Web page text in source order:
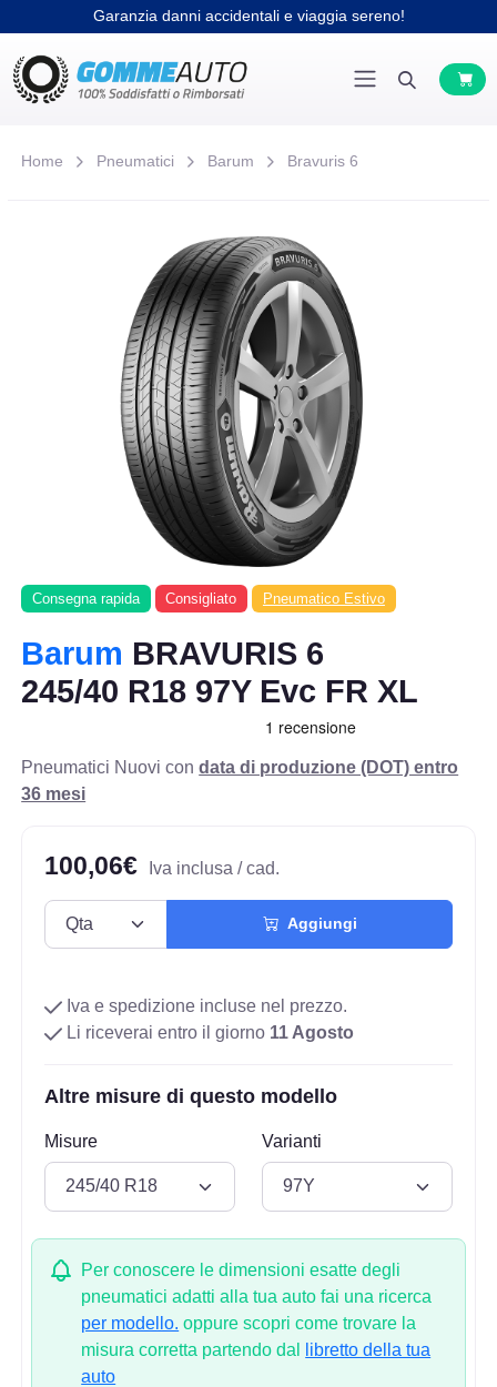
Garanzia danni accidentali e viaggia sereno!
Home Pneumatici Barum Bravuris 6
Consegna rapida Consigliato Pneumatico Estivo
Barum BRAVURIS 6
245/40 R18 97Y Evc FR XL
Pneumatici Nuovi condata di produzione (DOT) entro
36 mesi
100,06€ Iva inclusa / cad.
Aggiungi
Iva e spedizione incluse nel prezzo.
Li riceverai entro il giorno 11 Agosto
Altre misure di questo modello
Misure Varianti
Per conoscere le dimensioni esatte degli
pneumatici adatti alla tua auto fai una ricerca
per modello. oppure scopri come trovare la
misura corretta partendo dal
libretto della tua
auto